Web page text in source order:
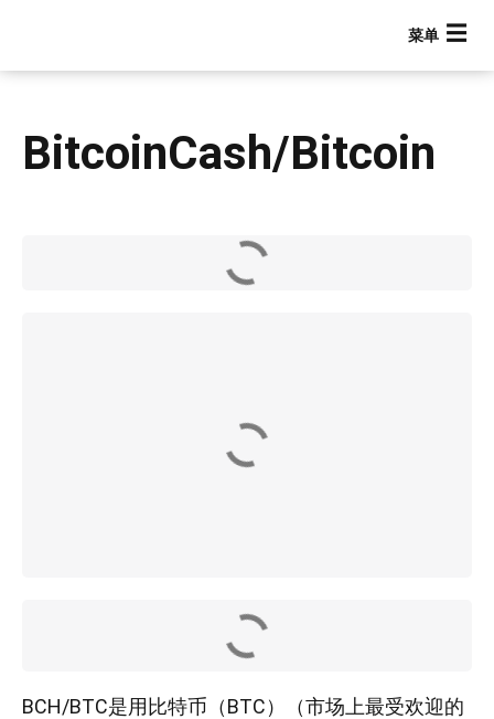
BitcoinCash/Bitcoin
BCH/BTC是用比特币（BTC）（市场上最受欢迎的